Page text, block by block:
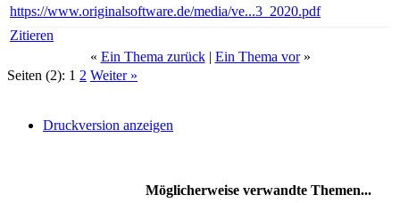
https://www.originalsoftware.de/media/ve...3_2020.pdf
Zitieren
« Ein Thema zurück| Ein Thema vor»
Seiten (2): 1 2 Weiter »
Druckversion anzeigen
Möglicherweise verwandte Themen...